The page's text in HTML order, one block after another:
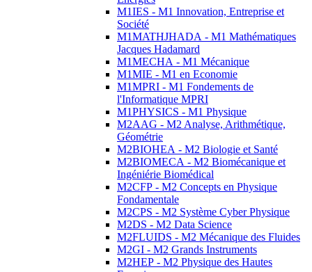
M1IES - M1 Innovation, Entreprise et
Société
M1MATHJHADA - M1 Mathématiques
Jacques Hadamard
M1MECHA - M1 Mécanique
M1MIE - M1 en Economie
M1MPRI - M1 Fondements de
l'Informatique MPRI
M1PHYSICS - M1 Physique
M2AAG - M2 Analyse, Arithmétique,
Géométrie
M2BIOHEA - M2 Biologie et Santé
M2BIOMECA - M2 Biomécanique et
Ingéniérie Biomédical
M2CFP - M2 Concepts en Physique
Fondamentale
M2CPS - M2 Système Cyber Physique
M2DS - M2 Data Science
M2FLUIDS - M2 Mécanique des Fluides
M2GI - M2 Grands Instruments
M2HEP - M2 Physique des Hautes